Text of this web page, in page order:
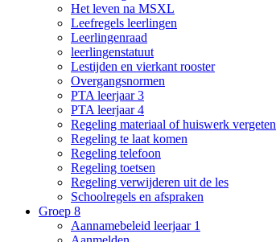
Het leven na MSXL
Leefregels leerlingen
Leerlingenraad
leerlingenstatuut
Lestijden en vierkant rooster
Overgangsnormen
PTA leerjaar 3
PTA leerjaar 4
Regeling materiaal of huiswerk vergeten
Regeling te laat komen
Regeling telefoon
Regeling toetsen
Regeling verwijderen uit de les
Schoolregels en afspraken
Groep 8
Aannamebeleid leerjaar 1